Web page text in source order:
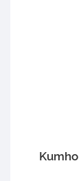
Kumho